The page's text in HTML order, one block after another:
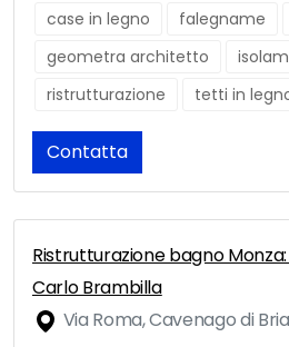
case in legno falegname
geometra architetto
ristrutturazione
tetti in
Contatta
Ristrutturazione bagno
Carlo Brambilla
Via Roma, Cavenago di